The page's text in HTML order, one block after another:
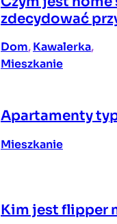
zdecydować
Dom, Kawalerka,
Mieszkanie
Apartamenty
Mieszkanie
Kim jest flipper